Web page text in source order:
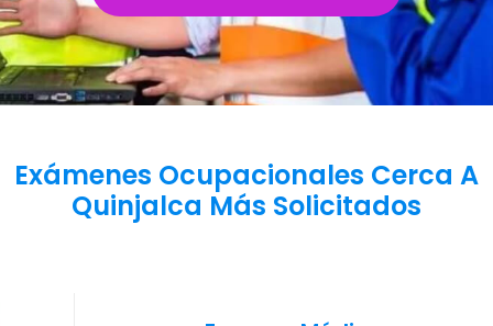
Exámenes Ocupacionales Cerca A
Quinjalca Más Solicitados